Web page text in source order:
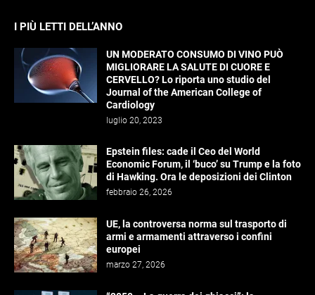
I PIÙ LETTI DELL’ANNO
UN MODERATO CONSUMO DI VINO PUÒ
MIGLIORARE LA SALUTE DI CUORE E
CERVELLO? Lo riporta uno studio del
Journal of the American College of
Cardiology
luglio 20, 2023
Epstein files: cade il Ceo del World
Economic Forum, il ‘buco’ su Trump e la foto
di Hawking. Ora le deposizioni dei Clinton
febbraio 26, 2026
UE, la controversa norma sul trasporto di
armi e armamenti attraverso i confini
europei
marzo 27, 2026